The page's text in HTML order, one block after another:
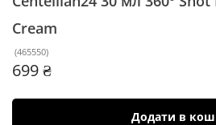
Cream
(465550)
699 ₴
Додати в